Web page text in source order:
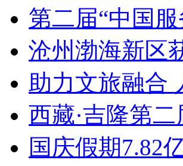
第二届“中国
沧州渤海新区
助力文旅融合
西藏·吉隆第
国庆假期7.82